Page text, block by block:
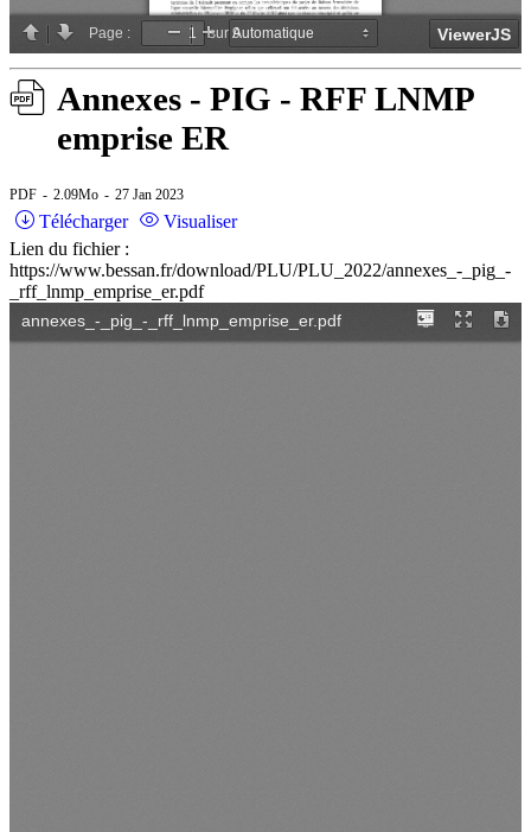
Annexes - PIG - RFF LNMP
emprise ER
PDF 2.09Mo 27 Jan 2023
Télécharger
Visualiser
Lien du fichier :
https://www.bessan.fr/download/PLU/PLU_2022/annexes_-_pig_-
_rff_lnmp_emprise_er.pdf